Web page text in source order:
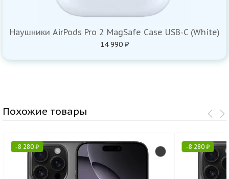
Наушники AirPods Pro 2 MagSafe Case USB-C (White)
14 990 ₽
Похожие товары
-8 280₽ -8 280₽